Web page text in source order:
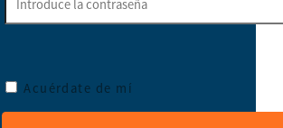
Acuérdate de mí